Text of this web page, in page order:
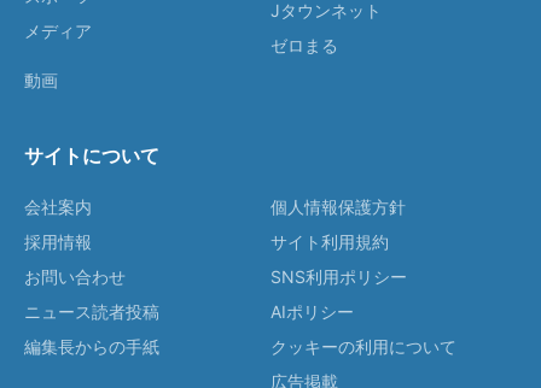
メディア
動画
Jタウンネット
ゼロまる
サイトについて
会社案内
採用情報
お問い合わせ
ニュース読者投稿
編集長からの手紙
個人情報保護方針
サイト利用規約
SNS利用ポリシー
AIポリシー
クッキーの利用について
広告掲載